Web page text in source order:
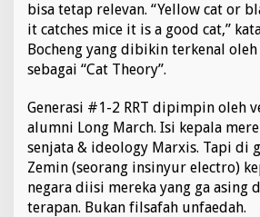
bisa tetap relevan. “Yellow cat or
it catches mice it is a good cat,”
Bocheng yang dibikin terkenal oleh
sebagai “Cat Theory”.
Generasi #1-2 RRT dipimpin oleh
alumni Long March. Isi kepala
senjata & ideology Marxis. Tapi di
Zemin (seorang insinyur electro)
negara diisi mereka yang ga asing
terapan. Bukan filsafah unfaedah.